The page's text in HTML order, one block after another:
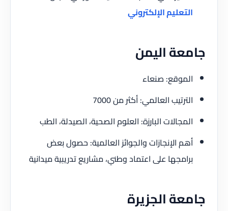
التعليم الإلكتروني
جامعة اليمن
الموقع: صنعاء
الترتيب العالمي: أكثر من 7000
المجالات البارزة: العلوم الصحية، الصيدلة، الطب
أهم الإنجازات والجوائز العالمية: حصول بعض
برامجها على اعتماد وطني، مشاريع تدريبية ميدانية
جامعة الجزيرة